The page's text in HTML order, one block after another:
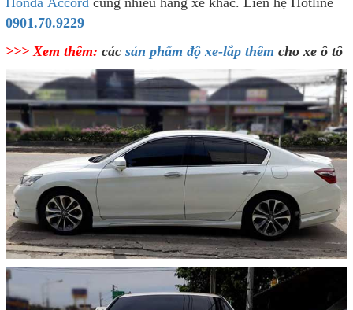
nhanh chóng, không khoan đục, cắt ghép
Honda Accordcùng nhiều hãng xe khác. Liên hệ Hotline
0901.70.9229
>>> Xem thêm:cácsản phẩm độ xe-lắp thêmcho xe ô tô